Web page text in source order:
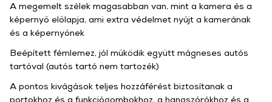
A megemelt szélek magasabban van, mint a kamera és a
képernyő előlapja, ami extra védelmet nyújt a kamerának
és a képernyőnek
Beépített fémlemez, jól működik együtt mágneses autós
tartóval (autós tartó nem tartozék)
A pontos kivágások teljes hozzáférést biztosítanak a
portokhoz és a funkciógombokhoz, a hangszórókhoz és a